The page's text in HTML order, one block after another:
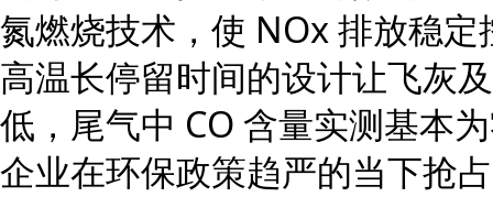
氮燃烧技术，使 NOx 排放稳
高温长停留时间的设计让飞灰
低，尾气中 CO 含量实测基本
企业在环保政策趋严的当下抢